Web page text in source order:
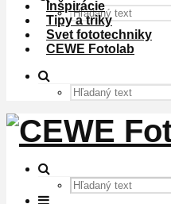
Inšpirácie
Tipy a triky
Svet fototechniky
CEWE Fotolab